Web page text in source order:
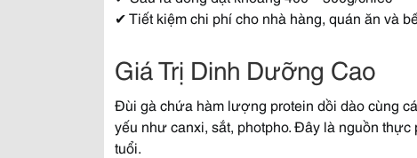
✔ Tiết kiệm chi phí cho nhà hàng, quán ăn và
Giá Trị Dinh Dưỡng Cao
Đùi gà chứa hàm lượng protein dồi dào cùng
yếu như canxi, sắt, photpho. Đây là nguồn
tuổi.